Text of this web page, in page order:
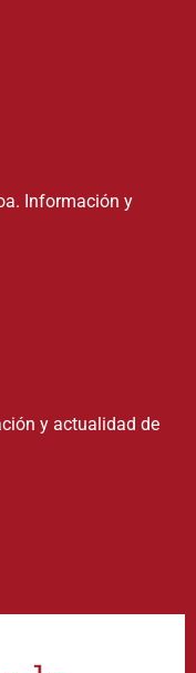
Información y
y actualidad de